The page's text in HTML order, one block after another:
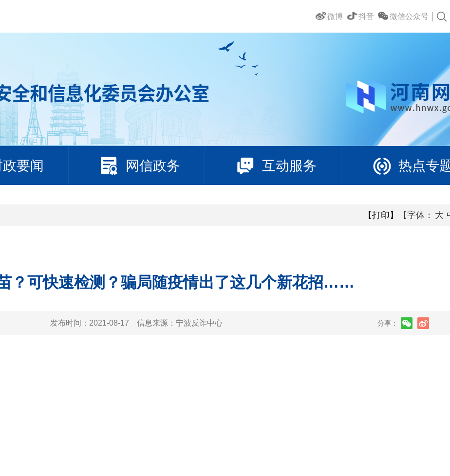
微信公众号
抖音
微博
政要闻 网信政务 互动服务 热点专
【打印】 【字体： 大
？可快速检测？骗局随疫情出了这几个新花招……
发布时间： 2021-08-17 信息来源： 宁波反诈中心 分享：